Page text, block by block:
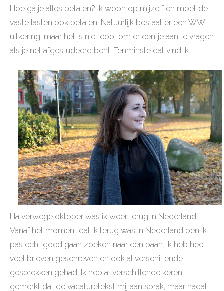
Hoe ga je alles betalen? Ik woon op mijzelf en moet de
vaste lasten ook betalen. Natuurlijk bestaat er een WW-
uitkering, maar het is niet cool om er eentje aan te vragen
als je net afgestudeerd bent. Tenminste dat vind ik.
Halverwege oktober was ik weer terug in Nederland.
Vanaf het moment dat ik terug was in Nederland ben ik
pas echt goed gaan zoeken naar een baan. Ik heb heel
veel brieven geschreven en ook al verschillende
gesprekken gehad. Ik heb al verschillende keren
gemerkt dat de vacaturetekst mij aan sprak, maar nadat